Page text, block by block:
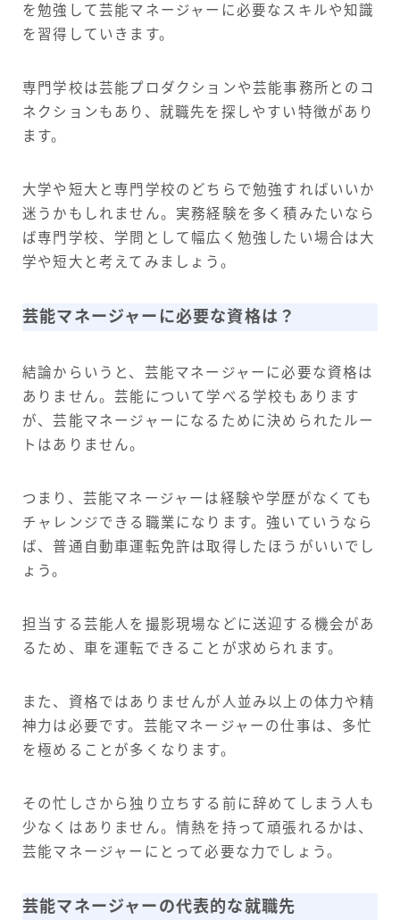
を勉強して芸能マネージャーに必要なスキルや知識
を習得していきます。
専門学校は芸能プロダクションや芸能事務所とのコ
ネクションもあり、就職先を探しやすい特徴があり
ます。
大学や短大と専門学校のどちらで勉強すればいいか
迷うかもしれません。実務経験を多く積みたいなら
ば専門学校、学問として幅広く勉強したい場合は大
学や短大と考えてみましょう。
芸能マネージャーに必要な資格は？
結論からいうと、芸能マネージャーに必要な資格は
ありません。芸能について学べる学校もあります
が、芸能マネージャーになるために決められたルー
トはありません。
つまり、芸能マネージャーは経験や学歴がなくても
チャレンジできる職業になります。強いていうなら
ば、普通自動車運転免許は取得したほうがいいでし
ょう。
担当する芸能人を撮影現場などに送迎する機会があ
るため、車を運転できることが求められます。
また、資格ではありませんが人並み以上の体力や精
神力は必要です。芸能マネージャーの仕事は、多忙
を極めることが多くなります。
その忙しさから独り立ちする前に辞めてしまう人も
少なくはありません。情熱を持って頑張れるかは、
芸能マネージャーにとって必要な力でしょう。
芸能マネージャーの代表的な就職先